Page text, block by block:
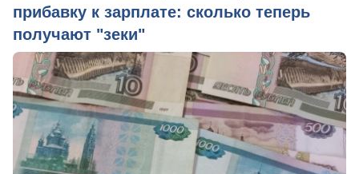
прибавку к зарплате: сколько теперь
получают "зеки"